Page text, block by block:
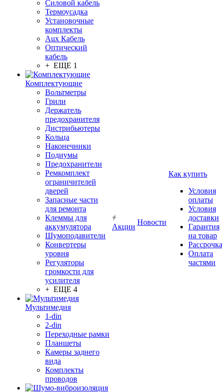
Силовой кабель
Термоусадка
Установочные
комплекты
Aux Кабель
Оптический
кабель
+ ЕЩЕ 1
Комплектующие
Вольтметры
Грили
Держатель
предохранителя
Дистрибьютеры
Кольца
Наконечники
Подиумы
Предохранители
Ремкомплект
ограничителей
дверей
Запасные части
для ремонта
Клеммы для
аккумулятора
Шумоподавители
Конвертеры
уровня
Регуляторы
громкости для
усилителя
+ ЕЩЕ 4
Мультимедия
1-din
2-din
Переходные рамки
Планшеты
Камеры заднего
вида
Комплекты
проводов
Акции
Новости
Как купить
Условия
оплаты
Условия
доставки
Гарантия
на товар
Рассрочка
Оплата
частями